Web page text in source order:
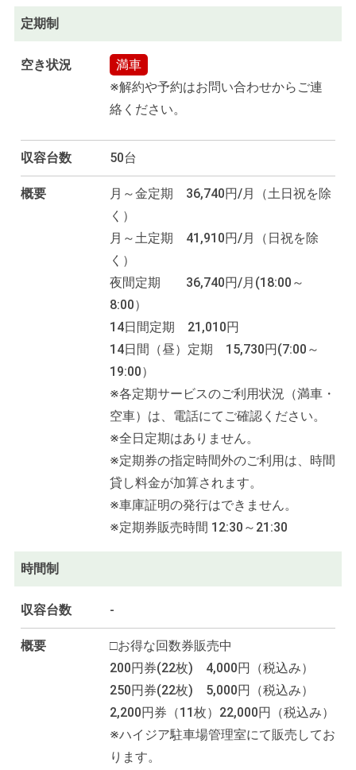
定期制
空き状況
満車
※解約や予約はお問い合わせからご連
絡ください。
収容台数 50台
概要
月～金定期 36,740円/月（土日祝を除
く）
月～土定期 41,910円/月（日祝を除
く）
夜間定期 36,740円/月(18:00～
8:00）
14日間定期 21,010円
14日間（昼）定期 15,730円(7:00～
19:00）
※各定期サービスのご利用状況（満車・
空車）は、電話にてご確認ください。
※全日定期はありません。
※定期券の指定時間外のご利用は、時間
貸し料金が加算されます。
※車庫証明の発行はできません。
※定期券販売時間 12:30～21:30
時間制
収容台数 -
概要
□お得な回数券販売中
200円券(22枚) 4,000円（税込み）
250円券(22枚) 5,000円（税込み）
2,200円券（11枚）22,000円（税込み）
※ハイジア駐車場管理室にて販売してお
ります。